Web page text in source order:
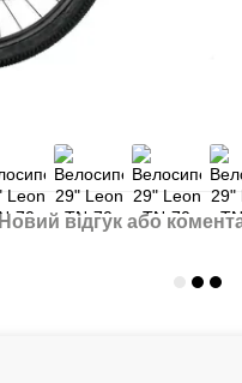
Новий відгук або